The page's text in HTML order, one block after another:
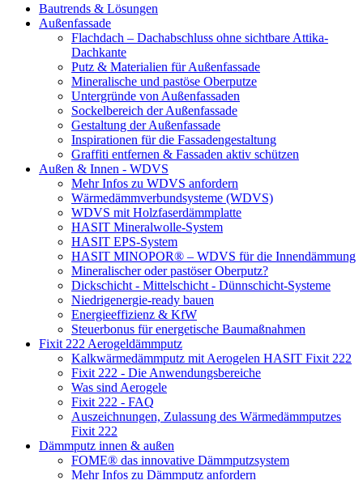
Bautrends & Lösungen
Außenfassade
Flachdach – Dachabschluss ohne sichtbare Attika-
Dachkante
Putz & Materialien für Außenfassade
Mineralische und pastöse Oberputze
Untergründe von Außenfassaden
Sockelbereich der Außenfassade
Gestaltung der Außenfassade
Inspirationen für die Fassadengestaltung
Graffiti entfernen & Fassaden aktiv schützen
Außen & Innen - WDVS
Mehr Infos zu WDVS anfordern
Wärmedämmverbundsysteme (WDVS)
WDVS mit Holzfaserdämmplatte
HASIT Mineralwolle-System
HASIT EPS-System
HASIT MINOPOR® – WDVS für die Innendämmung
Mineralischer oder pastöser Oberputz?
Dickschicht - Mittelschicht - Dünnschicht-Systeme
Niedrigenergie-ready bauen
Energieeffizienz & KfW
Steuerbonus für energetische Baumaßnahmen
Fixit 222 Aerogeldämmputz
Kalkwärmedämmputz mit Aerogelen HASIT Fixit 222
Fixit 222 - Die Anwendungsbereiche
Was sind Aerogele
Fixit 222 - FAQ
Auszeichnungen, Zulassung des Wärmedämmputzes
Fixit 222
Dämmputz innen & außen
FOME® das innovative Dämmputzsystem
Mehr Infos zu Dämmputz anfordern